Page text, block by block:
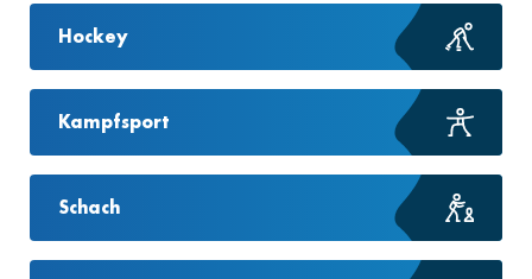
Hockey
Kampfsport
Schach